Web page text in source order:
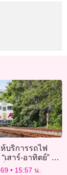
บริการรถไฟ
เสาร์-อาทิตย์” วัน
ม “สถานีกลางฯ-
15:57 น.